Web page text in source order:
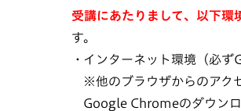
受講にあたりまして、以下環
す。
インターネット環境（必ず
※他のブラウザからのアク
Google Chromeのダウンロ